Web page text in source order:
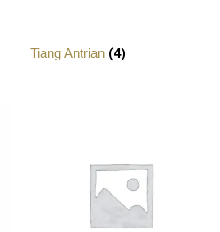
Tiang Antrian (4)